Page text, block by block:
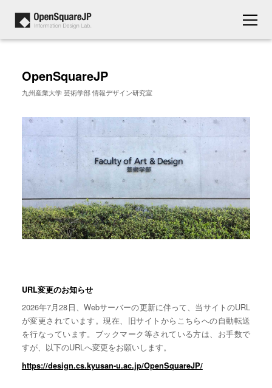
OpenSquareJP
九州産業大学 芸術学部 情報デザイン研究室
URL変更のお知らせ
2026年7月28日、Webサーバーの更新に伴って、当サイトのURL
が変更されています。現在、旧サイトからこちらへの自動転送
を行なっています。ブックマーク等されている方は、お手数で
すが、以下のURLへ変更をお願いします。
https://design.cs.kyusan-u.ac.jp/OpenSquareJP/